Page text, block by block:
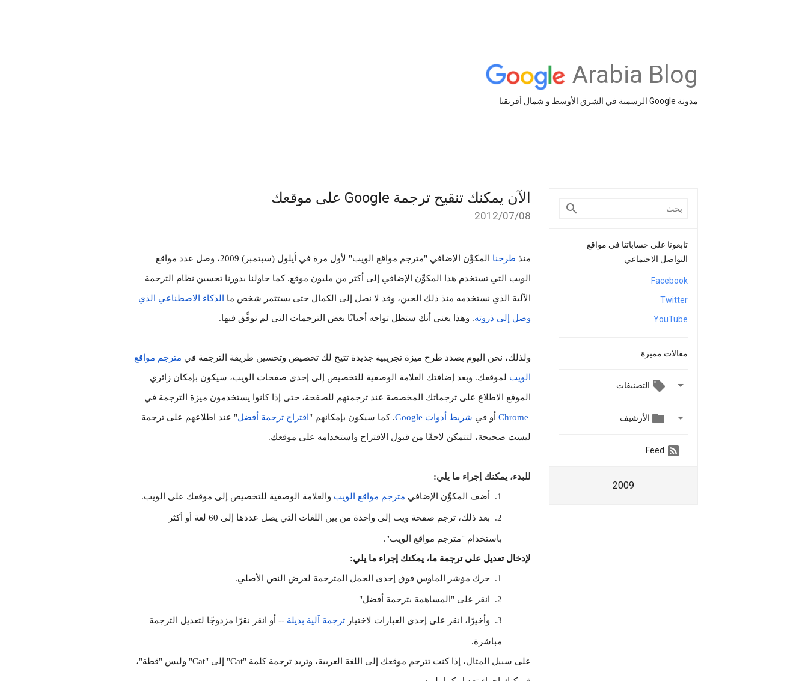
Arabia Blog
مدونة Google الرسمية في الشرق الأوسط و شمال أفريقيا‎
الآن يمكنك تنقيح ترجمة Google على موقعك
08‏/07‏/2012
منذ طرحنا
الآلية الذي نستخدمه منذ ذلك الحين، وقد لا نصل إلى الكمال حتى يستثمر شخص ما
وصل إلى ذروته. وهذا يعني أنك ستظل تواجه أحيانًا بعض الترجمات التي لم نوفَّق فيها.
ولذلك، نحن اليوم بصدد طرح ميزة تجريبية جديدة تتيح لك تخصيص وتحسين طريقة الترجمة في
الويب
الموقع الاطلاع على ترجماتك المخصصة عند ترجمتهم للصفحة، حتى إذا كانوا يستخدمون ميزة الترجمة في
Chrome أو في شريط أدوات Google . كما سيكون بإمكانهم " اقتراح ترجمة أفضل
ليست صحيحة، لتتمكن لاحقًا من قبول الاقتراح واستخدامه على موقعك.
للبدء، يمكنك إجراء ما يلي:
1. أضف المكوِّن الإضافي مترجم مواقع الويب والعلامة الوصفية للتخصيص إلى موقعك على الويب.
2.
باستخدام "مترجم مواقع الويب".
لإدخال تعديل على ترجمة ما، يمكنك إجراء ما يلي:
1. حرك مؤشر الماوس فوق إحدى الجمل المترجمة لعرض النص الأصلي.
2. انقر على "المساهمة بترجمة أفضل"
3. وأخيرًا، انقر على إحدى العبارات لاختيار ترجمة آلية بديلة
مباشرة.
تابعونا على حساباتنا في مواقع
التواصل الاجتماعي
Facebook
Twitter
YouTube
مقالات مميزة
التصنيفات 
 الأرشيف 
Feed
2009